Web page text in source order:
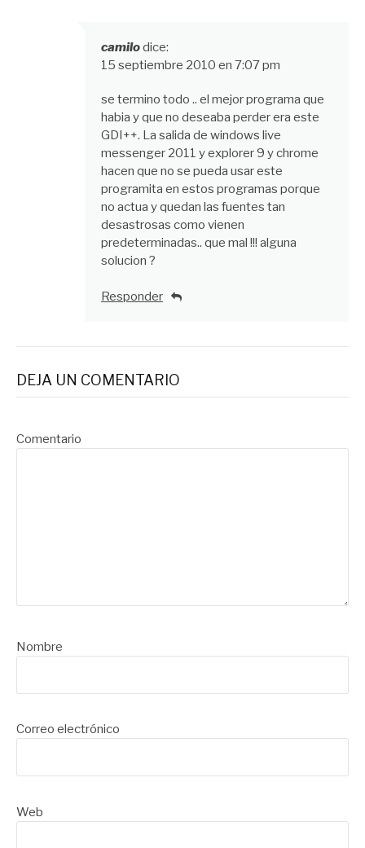
camilodice:
15 septiembre 2010 en 7:07 pm
se termino todo .. el mejor programa que
habia y que no deseaba perder era este
GDI++. La salida de windows live
messenger 2011 y explorer 9 y chrome
hacen que no se pueda usar este
programita en estos programas porque
no actua y quedan las fuentes tan
desastrosas como vienen
predeterminadas.. que mal !!! alguna
solucion ?
Responder
DEJA UN COMENTARIO
Comentario
Nombre
Correo electrónico
Web